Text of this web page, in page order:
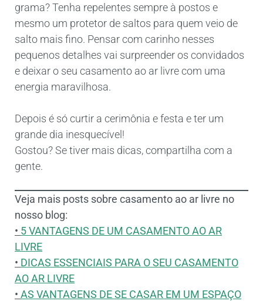
grama? Tenha repelentes sempre à postos e
mesmo um protetor de saltos para quem veio de
salto mais fino. Pensar com carinho nesses
pequenos detalhes vai surpreender os convidados
e deixar o seu casamento ao ar livre com uma
energia maravilhosa.
Depois é só curtir a cerimônia e festa e ter um
grande dia inesquecível!
Gostou? Se tiver mais dicas, compartilha com a
gente.
Veja mais posts sobre casamento ao ar livre no
nosso blog:
• 5 VANTAGENS DE UM CASAMENTO AO AR
LIVRE
• DICAS ESSENCIAIS PARA O SEU CASAMENTO
AO AR LIVRE
• AS VANTAGENS DE SE CASAR EM UM ESPAÇO